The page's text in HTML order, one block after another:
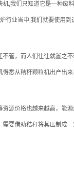
,我们只知道它是一种
行业当中,我们就要使用
，而人们往往就置之不
悉从秸秆颗粒机出产出
价格也越来越高，能
要借助秸秆将其压制成